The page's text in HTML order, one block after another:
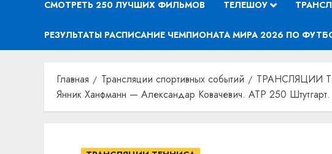
СМОТРЕТЬ 250 ЛУЧШИХ ФИЛЬМОВ ТЕЛЕШОУ
РЕЗУЛЬТАТЫ РАСПИСАНИЕ ЧЕМПИОНАТА МИРА 2026 ПО
Главная Трансляции спортивных событий
ТРАНСЛЯЦИИ
Янник Ханфманн — Александар Ковачевич. ATP 250